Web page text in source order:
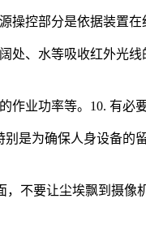
操控部分是依据装置
处、水等吸收红外光
作业功率等。10. 有必
是为确保人身设备
不要让尘埃飘到摄像